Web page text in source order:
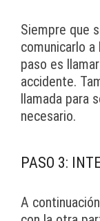
Siempre que
comunicarlo
paso es
accidente.
llamada para
necesario.
PASO 3:
A